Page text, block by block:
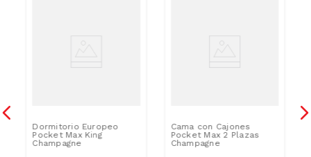
Dormitorio Europeo
Pocket Max King
Champagne
Cama con Cajones
Pocket Max 2 Plazas
Champagne